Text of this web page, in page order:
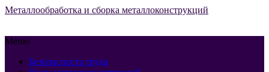
Металлообработка и сборка металлоконструкций
Меню
Безопасность труда